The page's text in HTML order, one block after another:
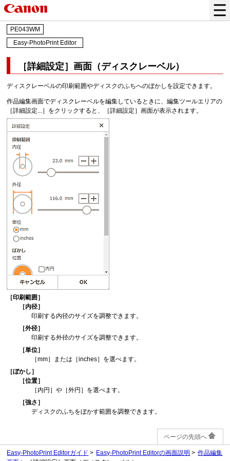
PE043WM
Easy-PhotoPrint Editor
［詳細設定］画面（ディスクレーベル）
ディスクレーベルの印刷範囲やディスクのふちへのぼかしを設定できます。
作品編集画面でディスクレーベルを編集しているときに、編集ツールエリアの
［詳細設定...］をクリックすると、［詳細設定 ］画面が表示されます。
［印刷範囲 ］
［内径］
印刷する内径のサイズを調整できます。
［外径］
印刷する外径のサイズを調整できます。
［単位］
［mm］または［inches］を選べます。
［ぼかし］
［位置］
［ 内円 ］や［外円 ］を選べます。
［強さ ］
ディスクのふちをぼかす範囲を調整できます。
ページの先頭へ
Easy-PhotoPrint Editorガイド Easy-PhotoPrint Editorの画面説明
作品編集